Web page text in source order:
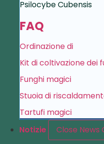
Psilocybe Cubensis
FAQ
Ordinazione di
Kit di coltivazione dei
Funghi magici
Stuoia di
Tartufi magici
Notizie
Close News